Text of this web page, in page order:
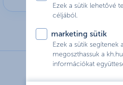
Ezek a sütik lehetővé
céljából.
marketing sütik
Ezek a sütik
megoszthassuk a
információkat